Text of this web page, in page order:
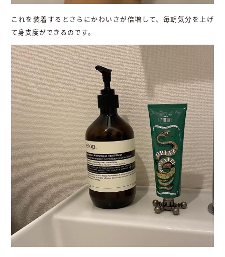
これを装着するとさらにかわいさが倍増して、毎朝気分を上げ
て身支度ができるのです。